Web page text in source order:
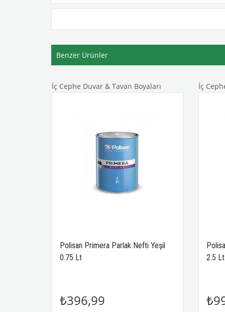
Benzer Ürünler
İç Cephe Duvar & Tavan Boyaları
Polisan Primera Parlak Nefti Yeşil
0.75 Lt
₺396,99
İç
2.5 Lt